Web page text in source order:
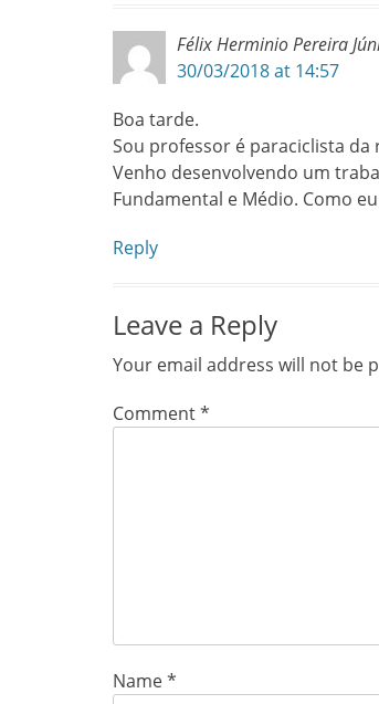
Félix Herminio Pereira
30/03/2018 at 14:57
Boa tarde.
Sou professor é paraciclista da
Venho desenvolvendo um
Fundamental e Médio. Como
Reply
Leave a Reply
Your email address will not be
Comment*
Name*